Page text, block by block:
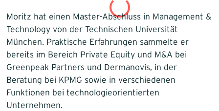
Moritz hat einen Master-Abschluss in Management &
Technology von der Technischen Universität
München. Praktische Erfahrungen sammelte er
bereits im Bereich Private Equity und M&A bei
Greenpeak Partners und Dermanovis, in der
Beratung bei KPMG sowie in verschiedenen
Funktionen bei technologieorientierten
Unternehmen.
Infrastruktur
Logistik